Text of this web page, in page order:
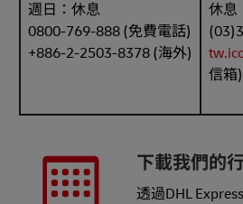
週日：休息
0800-769-888 (免費電話)
+886-2-2503-8378 (海外)
休息
信箱)
下載我們的
透過DHL